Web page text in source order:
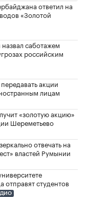
ответил на
«Золотой
саботажем
российским
акции
лицам
«золотую акцию»
Шереметьево
отвечать на
властей Румынии
отправят студентов